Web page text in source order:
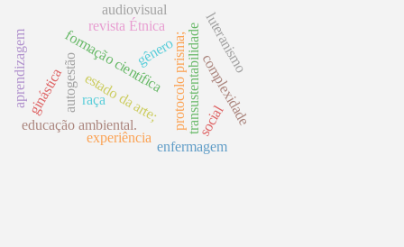
estado da arte;protocolo prisma;
educação ambiental.
autogestão transustentabilidadecomplexidade
formação científica
revista Étnica luteranismo
ginástica
audiovisual
gênero
raça
experiência
aprendizagem
social
enfermagem